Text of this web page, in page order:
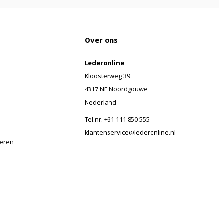
Over ons
Lederonline
Kloosterweg 39
4317 NE Noordgouwe
Nederland
Tel.nr. +31 111 850 555
klantenservice@lederonline.nl